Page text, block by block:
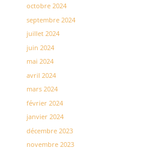
octobre 2024
septembre 2024
juillet 2024
juin 2024
mai 2024
avril 2024
mars 2024
février 2024
janvier 2024
décembre 2023
novembre 2023